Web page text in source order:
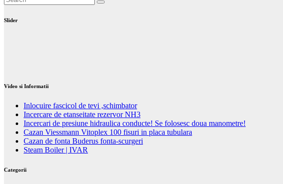
Slider
Video si Informatii
Inlocuire fascicol de tevi ,schimbator
Incercare de etanseitate rezervor NH3
Incercari de presiune hidraulica conducte! Se folosesc doua manometre!
Cazan Viessmann Vitoplex 100 fisuri in placa tubulara
Cazan de fonta Buderus fonta-scurgeri
Steam Boiler | IVAR
Categorii